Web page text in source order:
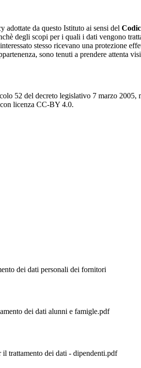
adottate da questo Istituto ai sensi del
degli scopi per i quali i dati vengono
stesso ricevano una protezione
sono tenuti a prendere attenta
52 del decreto legislativo 7 marzo
licenza CC-BY 4.0.
dei dati personali dei fornitori
dei dati alunni e famigle.pdf
trattamento dei dati - dipendenti.pdf